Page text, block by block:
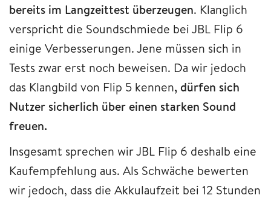
bereits im Langzeittest überzeugen. Klanglich
verspricht die Soundschmiede bei JBL Flip 6
einige Verbesserungen. Jene müssen sich in
Tests zwar erst noch beweisen. Da wir jedoch
das Klangbild von Flip 5 kennen, dürfen sich
Nutzer sicherlich über einen starken Sound
freuen.
Insgesamt sprechen wir JBL Flip 6 deshalb eine
Kaufempfehlung aus. Als Schwäche bewerten
wir jedoch, dass die Akkulaufzeit bei 12 Stunden